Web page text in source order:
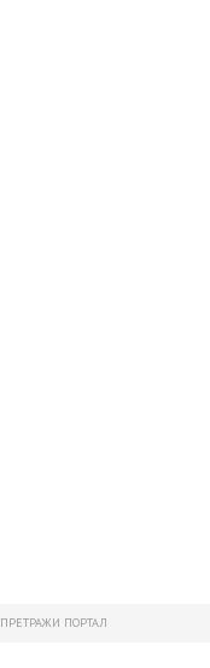
ПРЕТРАЖИ ПОРТАЛ